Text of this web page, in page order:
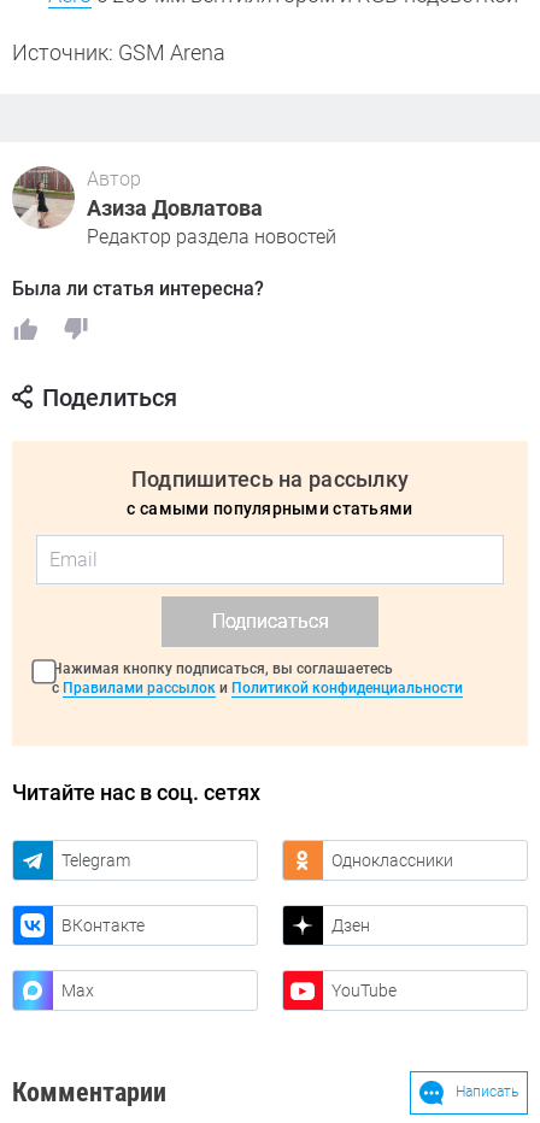
Источник: GSM Arena
Автор
Азиза Довлатова
Редактор раздела новостей
Была ли статья интересна?
Поделиться
Подпишитесь на рассылку
с самыми популярными статьями
Подписаться
Нажимая кнопку подписаться, вы соглашаетесь
с Правилами рассылок и Политикой конфиденциальности
Читайте нас в соц. сетях
Telegram Одноклассники
ВКонтакте Дзен
Max YouTube
Комментарии Написать